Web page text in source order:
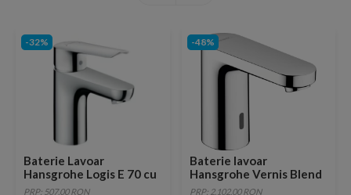
-32%
Baterie Lavoar
Hansgrohe Logis E 70 cu
ventil pop-up inclus
PRP: 507.00 RON
-48%
Baterie lavoar
Hansgrohe Vernis Blend
stativ electrică crom
PRP: 2,102.00 RON